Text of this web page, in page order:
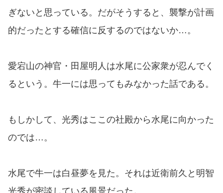
ぎないと思っている。だがそうすると、襲撃が計画
的だったとする確信に反するのではないか…。
愛宕山の神官・田屋明人は水尾に公家衆が忍んでく
るという。牛一には思ってもみなかった話である。
もしかして、光秀はここの社殿から水尾に向かった
のでは…。
水尾で牛一は白昼夢を見た。それは近衛前久と明智
光秀が密談している風景だった。